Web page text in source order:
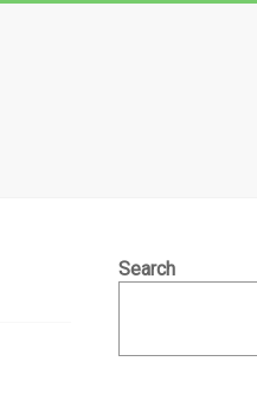
Search